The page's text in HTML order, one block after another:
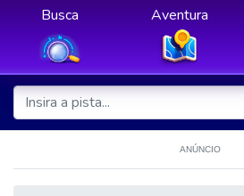
Busca Aventura
ANÚNCIO